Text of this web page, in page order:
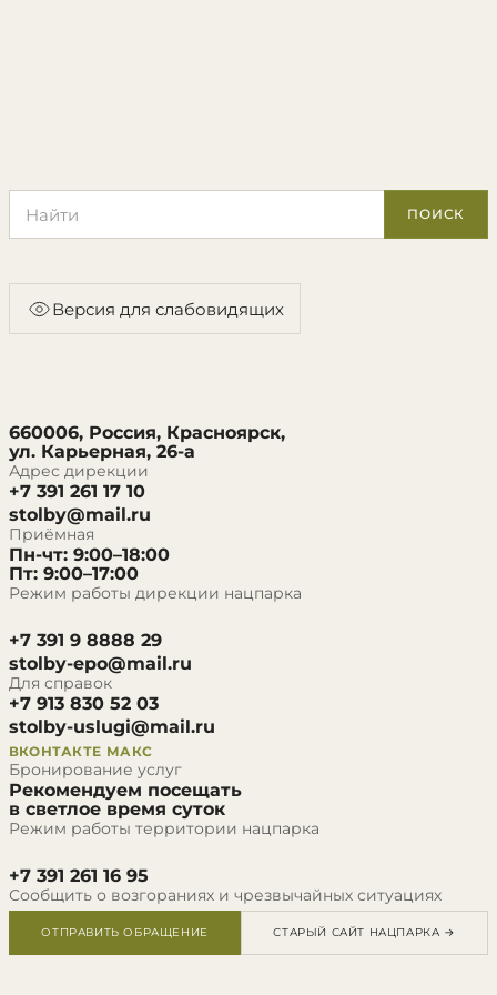
ПОИСК
Версия для слабовидящих
660006, Россия, Красноярск,
ул. Карьерная, 26-а
Адрес дирекции
+7 391 261 17 10
stolby@mail.ru
Приёмная
Пн-чт: 9:00–18:00
Пт: 9:00–17:00
Режим работы дирекции нацпарка
+7 391 9 8888 29
stolby-epo@mail.ru
Для справок
+7 913 830 52 03
stolby-uslugi@mail.ru
ВКОНТАКТЕ МАКС
Бронирование услуг
Рекомендуем посещать
в светлое время суток
Режим работы территории нацпарка
+7 391 261 16 95
Сообщить о возгораниях и чрезвычайных ситуациях
ОТПРАВИТЬ ОБРАЩЕНИЕ СТАРЫЙ САЙТ НАЦПАРКА →